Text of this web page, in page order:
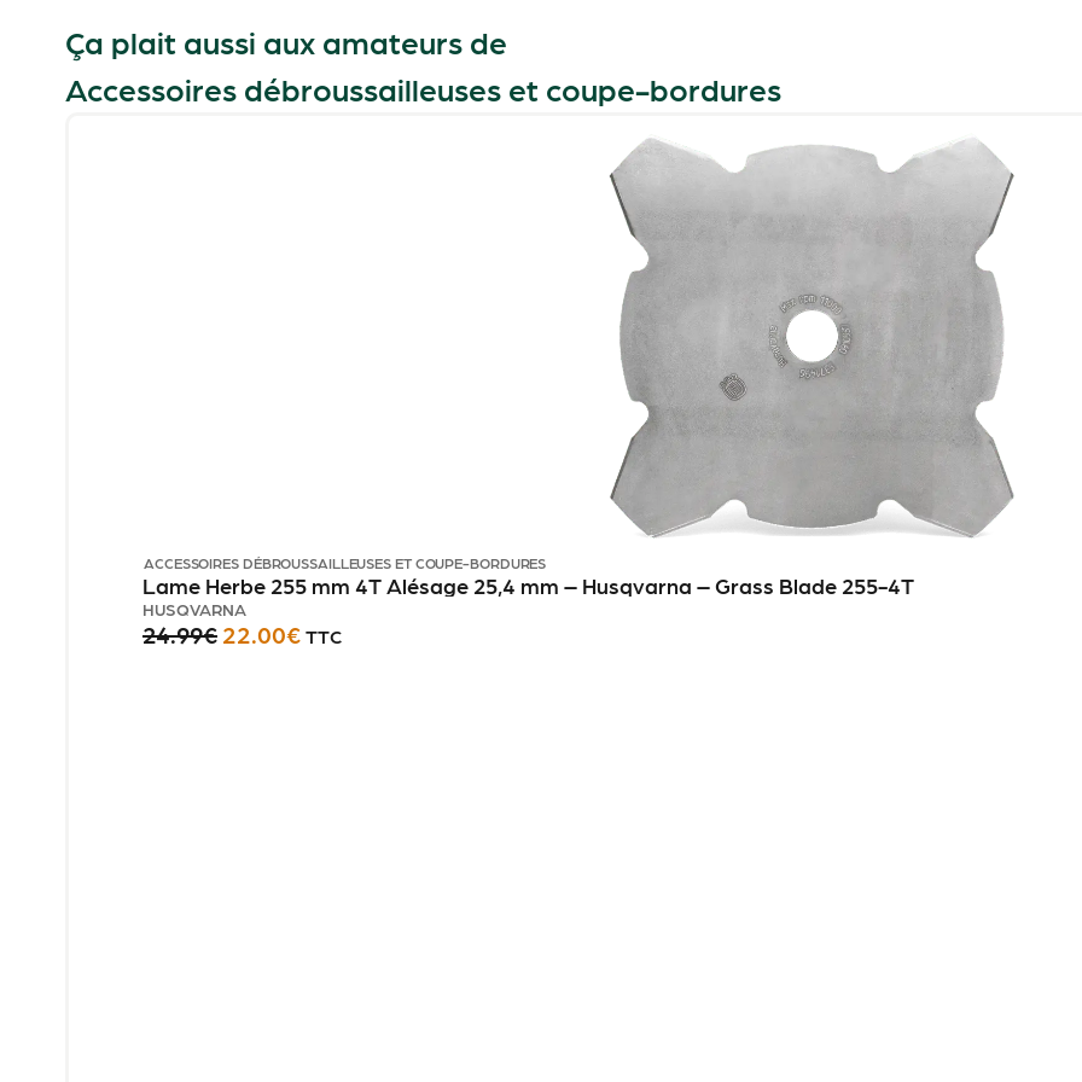
Ça plait aussi aux amateurs de
Accessoires débroussailleuses et coupe-bordures
ACCESSOIRES DÉBROUSSAILLEUSES ET COUPE-BORDURES
Lame Herbe 255 mm 4T Alésage 25,4 mm – Husqvarna – Grass Blade 255-4T
HUSQVARNA
24.99€ 22.00€ TTC